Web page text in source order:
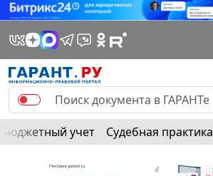
Бюджетный учет Судебная практика